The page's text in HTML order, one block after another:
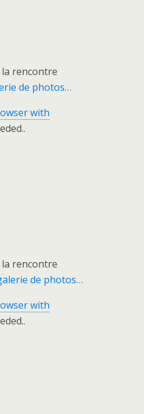
rencontre
de photos…
with
rencontre
de photos…
with